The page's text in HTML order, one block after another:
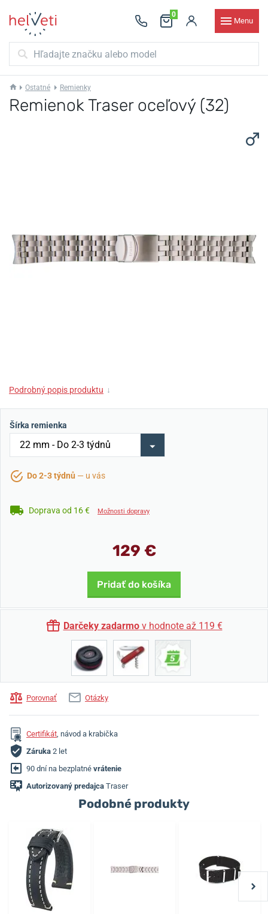
0
Menu
Ostatné Remienky
Remienok Traser oceľový (32)
Podrobný popis produktu ↓
Šírka remienka
Do 2-3 týdnů — u vás
Doprava od 16 € Možnosti dopravy
129 €
Pridať do košíka
Darčeky zadarmov hodnote až 119 €
Porovnať Otázky
Certifikát, návod a krabička
Záruka 2 let
90 dní na bezplatné vrátenie
Autorizovaný predajca Traser
Podobné produkty